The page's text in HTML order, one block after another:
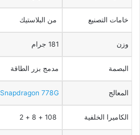
خامات التصنيع من البلاستيك
وزن 181 جرام
البصمة مدمج بزر الطاقة
المعالج Snapdragon 778G
الكاميرا الخلفية